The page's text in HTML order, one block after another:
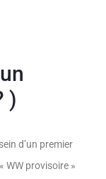
)
d’un premier
WW provisoire »